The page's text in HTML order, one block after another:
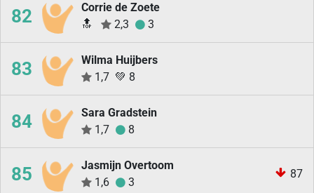
82
Corrie de Zoete
🔝
2,3 3
83
Wilma Huijbers
1,7 💚 8
84
Sara Gradstein
1,7
8
85
Jasmijn Overtoom
1,6
3
87